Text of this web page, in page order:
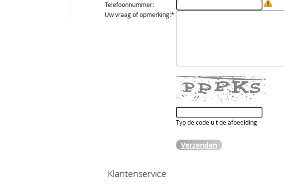
Telefoonnummer:
Uw vraag of opmerking:*
Typ de code uit de afbeelding
Verzenden
Klantenservice